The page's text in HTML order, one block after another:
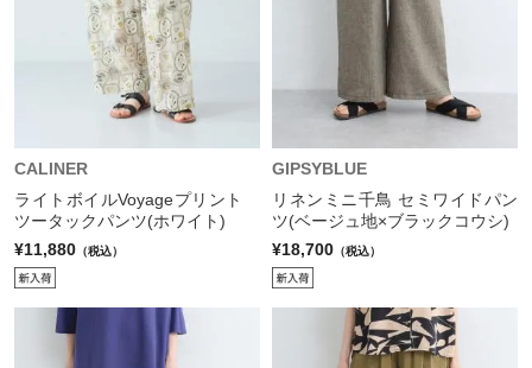
CALINER
ライトボイルVoyageプリント
ツータックパンツ(ホワイト)
¥11,880 （税込）
GIPSYBLUE
リネンミニ千鳥 セミワイドパン
ツ(ベージュ地×ブラックコウシ)
¥18,700 （税込）